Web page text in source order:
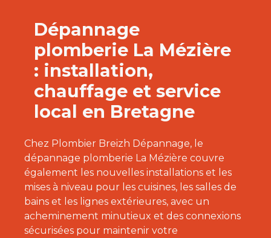
Dépannage
plomberie La Mézière
: installation,
chauffage et service
local en Bretagne
Chez Plombier Breizh Dépannage, le
dépannage plomberie La Mézière couvre
également les nouvelles installations et les
mises à niveau pour les cuisines, les salles de
bains et les lignes extérieures, avec un
acheminement minutieux et des connexions
sécurisées pour maintenir votre